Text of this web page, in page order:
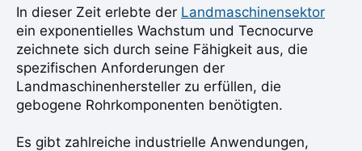
In dieser Zeit erlebte der Landmaschinensektor
ein exponentielles Wachstum und Tecnocurve
zeichnete sich durch seine Fähigkeit aus, die
spezifischen Anforderungen der
Landmaschinenhersteller zu erfüllen, die
gebogene Rohrkomponenten benötigten.
Es gibt zahlreiche industrielle Anwendungen,